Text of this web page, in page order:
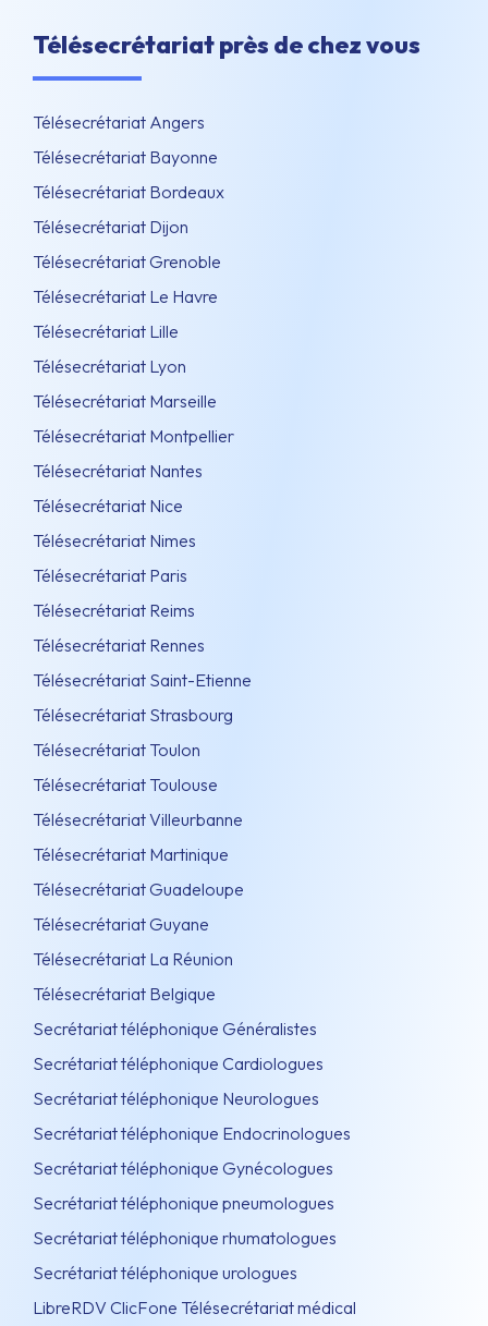
Télésecrétariat près de chez vous
Télésecrétariat Angers
Télésecrétariat Bayonne
Télésecrétariat Bordeaux
Télésecrétariat Dijon
Télésecrétariat Grenoble
Télésecrétariat Le Havre
Télésecrétariat Lille
Télésecrétariat Lyon
Télésecrétariat Marseille
Télésecrétariat Montpellier
Télésecrétariat Nantes
Télésecrétariat Nice
Télésecrétariat Nimes
Télésecrétariat Paris
Télésecrétariat Reims
Télésecrétariat Rennes
Télésecrétariat Saint-Etienne
Télésecrétariat Strasbourg
Télésecrétariat Toulon
Télésecrétariat Toulouse
Télésecrétariat Villeurbanne
Télésecrétariat Martinique
Télésecrétariat Guadeloupe
Télésecrétariat Guyane
Télésecrétariat La Réunion
Télésecrétariat Belgique
Secrétariat téléphonique Généralistes
Secrétariat téléphonique Cardiologues
Secrétariat téléphonique Neurologues
Secrétariat téléphonique Endocrinologues
Secrétariat téléphonique Gynécologues
Secrétariat téléphonique pneumologues
Secrétariat téléphonique rhumatologues
Secrétariat téléphonique urologues
LibreRDV ClicFone Télésecrétariat médical